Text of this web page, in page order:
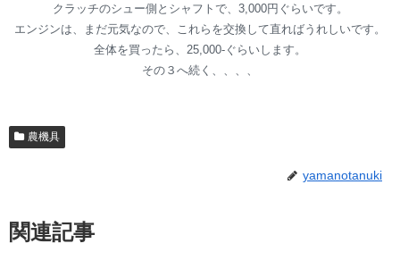
クラッチのシュー側とシャフトで、3,000円ぐらいです。
エンジンは、まだ元気なので、これらを交換して直ればうれしいです。
全体を買ったら、25,000-ぐらいします。
その３へ続く、、、、
農機具
yamanotanuki
関連記事